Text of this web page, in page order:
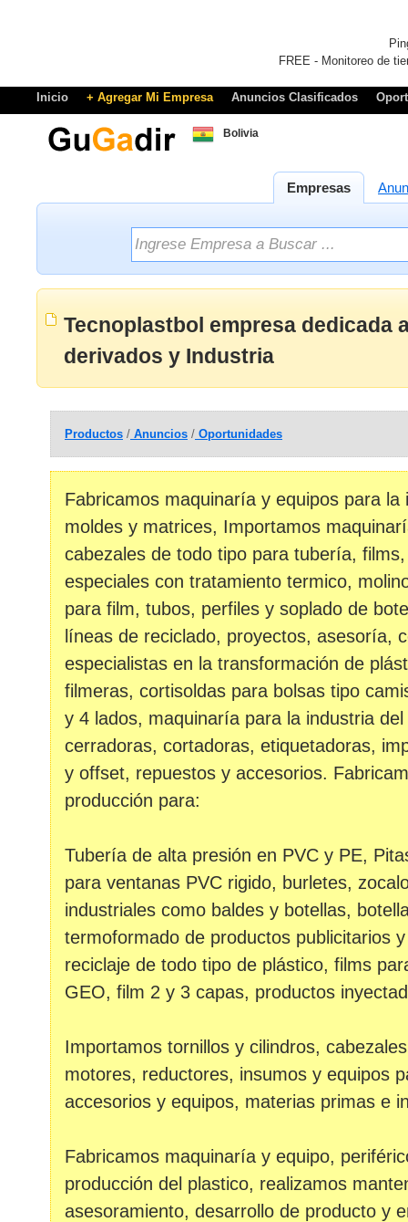
FREE - Monitoreo de
Inicio + Agregar Mi Empresa Anuncios Clasificados
Bolivia
Empresas
Tecnoplastbol empresa dedicada
derivados y Industria
Productos / Anuncios / Oportunidades
Fabricamos maquinaría y equipos para la
moldes y matrices, Importamos
cabezales de todo tipo para tubería,
especiales con tratamiento termico,
para film, tubos, perfiles y soplado de
líneas de reciclado, proyectos, asesoría,
especialistas en la transformación de
filmeras, cortisoldas para bolsas tipo
y 4 lados, maquinaría para la industria
cerradoras, cortadoras, etiquetadoras,
y offset, repuestos y accesorios.
producción para:
Tubería de alta presión en PVC y PE,
para ventanas PVC rigido, burletes,
industriales como baldes y botellas,
termoformado de productos publicitarios
reciclaje de todo tipo de plástico, films
GEO, film 2 y 3 capas, productos
Importamos tornillos y cilindros,
motores, reductores, insumos y equipos
accesorios y equipos, materias primas e
Fabricamos maquinaría y equipo,
producción del plastico, realizamos
asesoramiento, desarrollo de producto y